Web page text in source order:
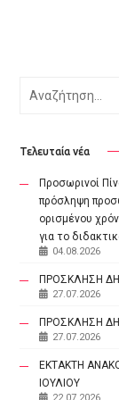
Τελευταία νέα
Προσωρινοί
πρόσληψη
ορισμένου
για το
04.08.2026
ΠΡΟΣΚΛΗΣΗ
27.07.2026
ΠΡΟΣΚΛΗΣΗ
27.07.2026
ΕΚΤΑΚΤΗ
ΙΟΥΛΙΟΥ
22.07.2026